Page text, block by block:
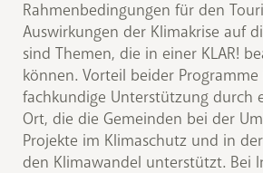
Rahmenbedingungen für den
Auswirkungen der Klimakrise auf
sind Themen, die in einer KLAR!
können. Vorteil beider Programme
fachkundige Unterstützung durch
Ort, die die Gemeinden bei der
Projekte im Klimaschutz und in
den Klimawandel unterstützt. Bei